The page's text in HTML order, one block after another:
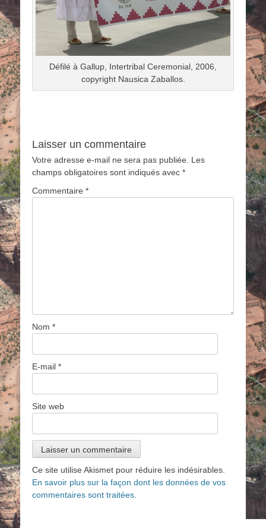
Défilé à Gallup, Intertribal Ceremonial, 2006,
copyright Nausica Zaballos.
Laisser un commentaire
Votre adresse e-mail ne sera pas publiée.
Les
champs obligatoires sont indiqués avec *
Commentaire *
Nom *
E-mail *
Site web
Ce site utilise Akismet pour réduire les indésirables.
En savoir plus sur la façon dont les données de vos
commentaires sont traitées